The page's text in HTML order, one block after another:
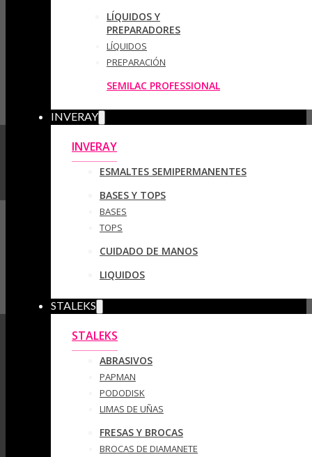
LÍQUIDOS Y
PREPARADORES
LÍQUIDOS
PREPARACIÓN
SEMILAC PROFESSIONAL
INVERAY
INVERAY
ESMALTES SEMIPERMANENTES
BASES Y TOPS
BASES
TOPS
CUIDADO DE MANOS
LIQUIDOS
STALEKS
STALEKS
ABRASIVOS
PAPMAN
PODODISK
LIMAS DE UÑAS
FRESAS Y BROCAS
BROCAS DE DIAMANETE